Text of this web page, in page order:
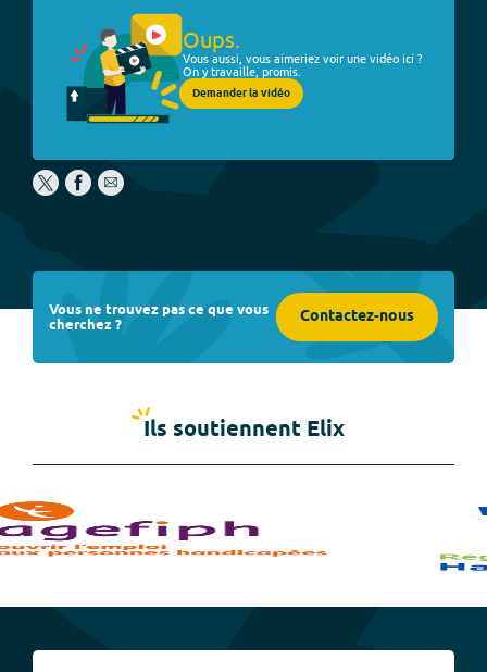
Oups.
Vous aussi, vous aimeriez voir une vidéo ici ?
On y travaille, promis.
Demander la vidéo
Vous ne trouvez pas ce que vous
cherchez ? Contactez-nous
Ils soutiennent Elix